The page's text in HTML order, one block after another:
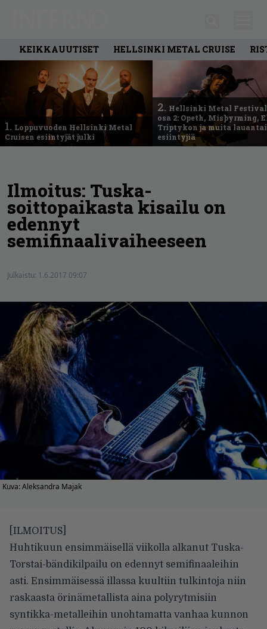
KEIKKAUUTISET HELLSINKI METAL CRUISE
1. Loppuvuoden Hellsinki Metal
Cruisen esiintyjät julki
2. Hellsinki Metal
osa 2: Opeth, Misþyrming,
Triptykon ja muita
esiintyjiä
Ilmoitus: Tuska-
soittopaikasta kisailu on
edennyt
semifinaalivaiheeseen
Julkaistu: 1.6.2017 09:07
Kuva: Aleksandra Majak
[ILMOITUS]
Huhtikuun ensimmäisellä viikolla alkanut Tuska-
Torstai-bändikilpailu on edennyt semifinaaleihin
asti. Ensimmäisessä illassa kuultiin tulkintoja niin
raskaasta örinämetallista aina polyrytmisiin
syntikka-metalleihin unohtamatta vanhaa kunnon